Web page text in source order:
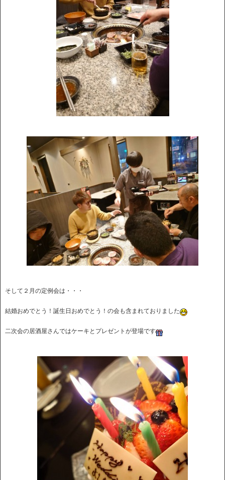
そして２月の定例会は・・・
結婚おめでとう！誕生日おめでとう！の会も含まれておりました
二次会の居酒屋さんではケーキとプレゼントが登場です